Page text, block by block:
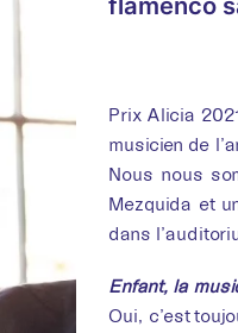
Prix Alicia
musicien de
Nous nous
Mezquida et
dans
Enfant, la
Oui, c’est